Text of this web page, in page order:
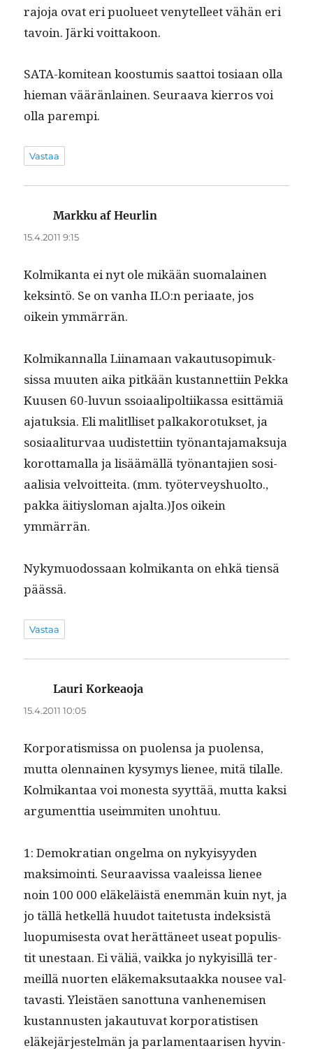
rajo­ja ovat eri puolueet venytelleet vähän eri
tavoin. Jär­ki voittakoon.
SATA-komitean koos­t­u­mis saat­toi tosi­aan olla
hie­man väärän­lainen. Seu­raa­va kier­ros voi
olla parempi.
Vastaa
Markku af Heurlin
15.4.2011 9:15
Kolmikan­ta ei nyt ole mikään suo­ma­lainen
keksin­tö. Se on van­ha ILO:n peri­aate, jos
oikein ymmärrän.
Kolmikan­nal­la Liina­maan vakau­tu­sopimuk­
sis­sa muuten aika pitkään kus­tan­net­ti­in Pekka
Kuusen 60-luvun ssoiaalipolti­ikas­sa esit­tämiä
ajatuk­sia. Eli mal­itl­liset palka­ko­ro­tuk­set, ja
sosi­aal­i­tur­vaa uud­is­tet­ti­in työ­nan­ta­ja­mak­su­ja
korot­ta­mal­la ja lisäämäl­lä työ­nan­ta­jien sosi­
aal­isia velvoit­tei­ta. (mm. työter­veyshuolto.,
pak­ka äitiys­lo­man ajalta.)Jos oikein
ymmärrän.
Nyky­muo­dos­saan kolmikan­ta on ehkä tien­sä
päässä.
Vastaa
Lauri Korkeaoja
15.4.2011 10:05
Kor­po­ratismis­sa on puolen­sa ja puolen­sa,
mut­ta olen­nainen kysymys lie­nee, mitä tilalle.
Kolmikan­taa voi mon­es­ta syyt­tää, mut­ta kak­si
argu­ment­tia useim­miten unohtuu.
1: Demokra­t­ian ongel­ma on nyky­isyy­den
mak­si­moin­ti. Seu­raavis­sa vaaleis­sa lie­nee
noin 100 000 eläkeläistä enem­män kuin nyt, ja
jo täl­lä het­kel­lä huu­dot taite­tus­ta indek­sistä
luop­umis­es­ta ovat herät­täneet use­at pop­ulis­
tit unes­taan. Ei väliä, vaik­ka jo nyky­isil­lä ter­
meil­lä nuorten eläke­mak­su­taak­ka nousee val­
tavasti. Yleistäen san­ot­tuna van­hen­e­misen
kus­tan­nusten jakau­tu­vat kor­po­ratis­tisen
eläke­jär­jestelmän ja par­la­men­taarisen hyv­in­